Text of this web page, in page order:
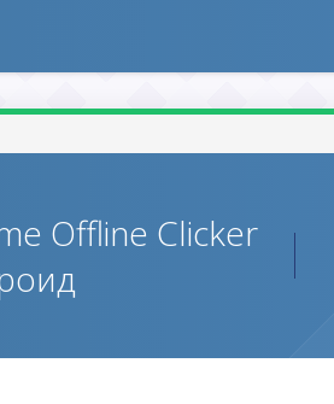
Offline Clicker